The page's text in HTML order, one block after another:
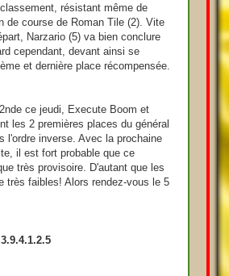
résistant même de
de course de Roman Tile (2). Vite
Narzario (5) va bien conclure
cependant, devant ainsi se
et dernière place récompensée.
ce jeudi, Execute Boom et
les 2 premières places du général
l'ordre inverse. Avec la prochaine
il est fort probable que ce
très provisoire. D'autant que les
très faibles! Alors rendez-vous le 5